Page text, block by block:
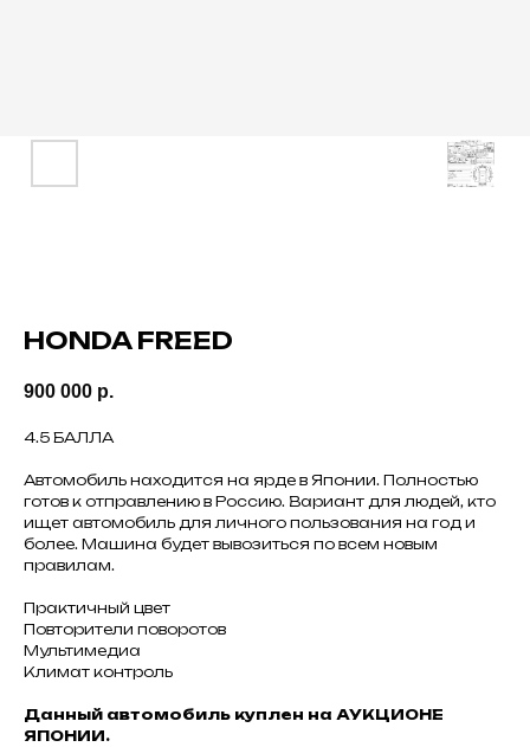
HONDA FREED
900 000 р.
4.5 БАЛЛА
Автомобиль находится на ярде в Японии. Полностью
готов к отправлению в Россию. Вариант для людей, кто
ищет автомобиль для личного пользования на год и
более. Машина будет вывозиться по всем новым
правилам.
Практичный цвет
Повторители поворотов
Мультимедиа
Климат контроль
Данный автомобиль куплен на АУКЦИОНЕ
ЯПОНИИ.